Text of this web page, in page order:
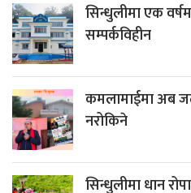
सिन्धुलीमा एक
सम्पर्कविहीन
कमलामाईमा अब
नरोकिने
सिन्धुलीमा धान